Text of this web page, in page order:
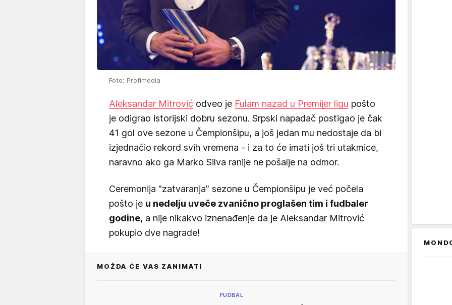
Foto: Profimedia
Aleksandar Mitrović odveo je Fulam nazad u Premijer ligu pošto
je odigrao istorijski dobru sezonu. Srpski napadač postigao je čak
41 gol ove sezone u Čempionšipu, a još jedan mu nedostaje da bi
izjednačio rekord svih vremena - i za to će imati još tri utakmice,
naravno ako ga Marko Silva ranije ne pošalje na odmor.
Ceremonija "zatvaranja" sezone u Čempionšipu je već počela
pošto je u nedelju uveče zvanično proglašen tim i fudbaler
godine, a nije nikakvo iznenađenje da je Aleksandar Mitrović
pokupio dve nagrade!
MOŽDA ĆE VAS ZANIMATI
FUDBAL